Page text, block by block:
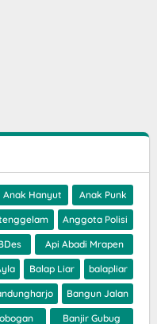
Anak Hanyut Anak Punk
Anggota Polisi
Api Abadi Mrapen
Balap Liar balapliar
Bangun Jalan
Banjir Gubug